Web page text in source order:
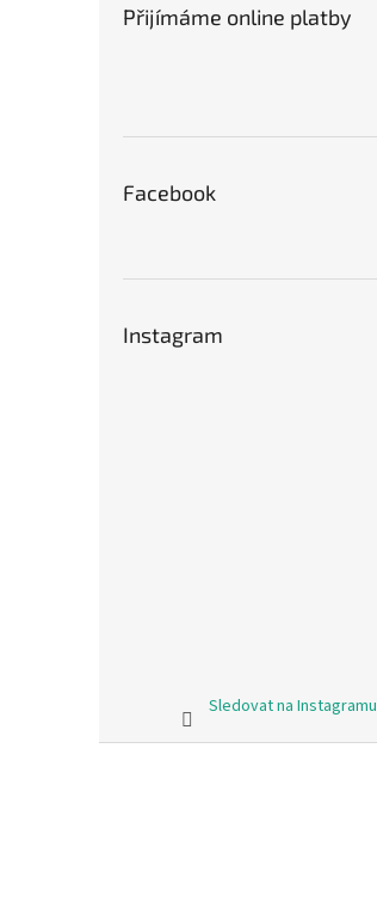
Přijímáme online platby
Facebook
Instagram
Sledovat na Instagramu